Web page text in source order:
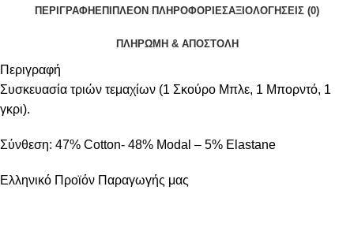
ΠΕΡΙΓΡΑΦΉ ΕΠΙΠΛΈΟΝ ΠΛΗΡΟΦΟΡΊΕΣΑΞΙΟΛΟΓΉΣΕΙΣ (0)
ΠΛΗΡΩΜΗ & ΑΠΟΣΤΟΛΗ
Περιγραφή
Συσκευασία τριών τεμαχίων (1 Σκούρο Μπλε, 1 Μπορντό, 1
γκρι).
Σύνθεση: 47% Cotton- 48% Modal – 5% Elastane
Ελληνικό Προϊόν Παραγωγής μας